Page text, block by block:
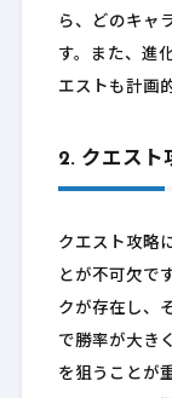
ら、どのキャ
す。また、進
エストも計画
2. クエスト
クエスト攻略
とが不可欠で
クが存在し、
で勝率が大き
を狙うことが